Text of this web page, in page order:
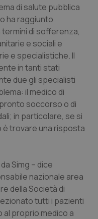
Ulcerosa
neurodegenerative
di salute pubblica
ha raggiunto
di sofferenza,
e sociali e
e specialistiche. Il
in tanti stati
due gli specialisti
il medico di
soccorso o di
in particolare, se si
è trovare una risposta
Simg – dice
nazionale area
della Società di
tutti i pazienti
proprio medico a